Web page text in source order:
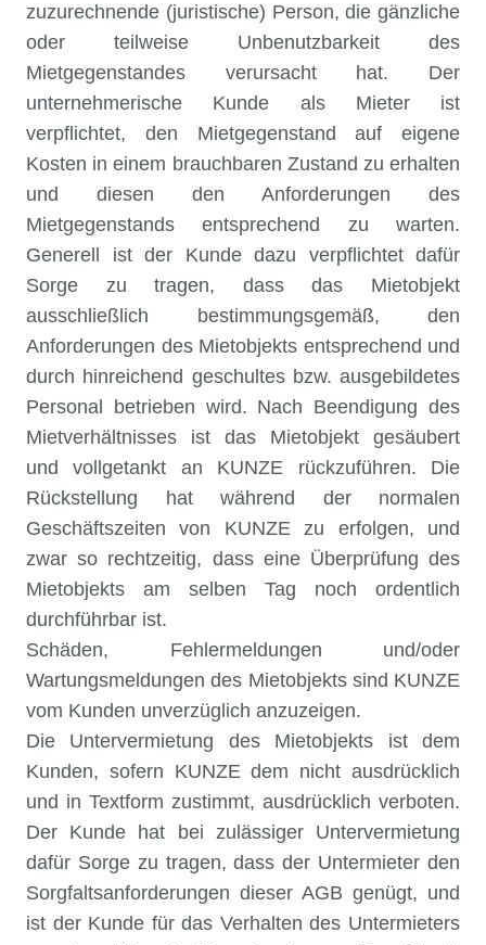
zuzurechnende (juristische) Person, die gänzliche
oder teilweise Unbenutzbarkeit des
Mietgegenstandes verursacht hat. Der
unternehmerische Kunde als Mieter ist
verpflichtet, den Mietgegenstand auf eigene
Kosten in einem brauchbaren Zustand zu erhalten
und diesen den Anforderungen des
Mietgegenstands entsprechend zu warten.
Generell ist der Kunde dazu verpflichtet dafür
Sorge zu tragen, dass das Mietobjekt
ausschließlich bestimmungsgemäß, den
Anforderungen des Mietobjekts entsprechend und
durch hinreichend geschultes bzw. ausgebildetes
Personal betrieben wird. Nach Beendigung des
Mietverhältnisses ist das Mietobjekt gesäubert
und vollgetankt an KUNZE rückzuführen. Die
Rückstellung hat während der normalen
Geschäftszeiten von KUNZE zu erfolgen, und
zwar so rechtzeitig, dass eine Überprüfung des
Mietobjekts am selben Tag noch ordentlich
durchführbar ist.
Schäden, Fehlermeldungen und/oder
Wartungsmeldungen des Mietobjekts sind KUNZE
vom Kunden unverzüglich anzuzeigen.
Die Untervermietung des Mietobjekts ist dem
Kunden, sofern KUNZE dem nicht ausdrücklich
und in Textform zustimmt, ausdrücklich verboten.
Der Kunde hat bei zulässiger Untervermietung
dafür Sorge zu tragen, dass der Untermieter den
Sorgfaltsanforderungen dieser AGB genügt, und
ist der Kunde für das Verhalten des Untermieters